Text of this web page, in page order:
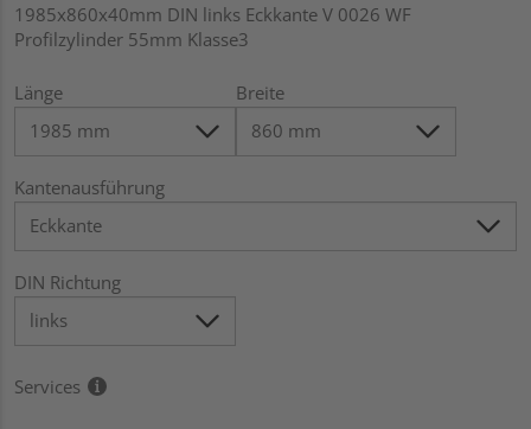
1985x860x40mm DIN links Eckkante V 0026 WF
Profilzylinder 55mm Klasse3
Länge Breite
Kantenausführung
DIN Richtung
Services